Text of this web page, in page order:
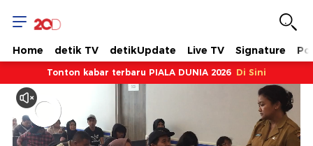
Home detik TV detikUpdate Live TV Signature
Tonton kabar terbaru PIALA DUNIA 2026 Di Sini